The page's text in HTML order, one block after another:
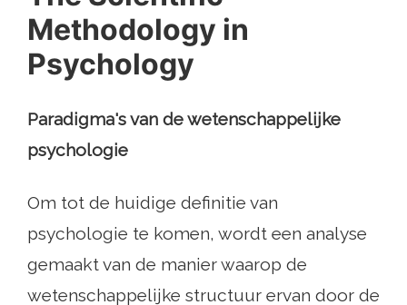
Methodology in
Psychology
Paradigma's van de wetenschappelijke
psychologie
Om tot de huidige definitie van
psychologie te komen, wordt een analyse
gemaakt van de manier waarop de
wetenschappelijke structuur ervan door de